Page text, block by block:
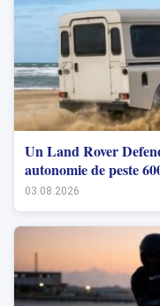
Un Land Rover
autonomie de peste
03.08.2026